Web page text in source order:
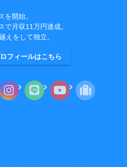
を開始。
で月収11万円達成。
えをして独立。
フィールはこちら